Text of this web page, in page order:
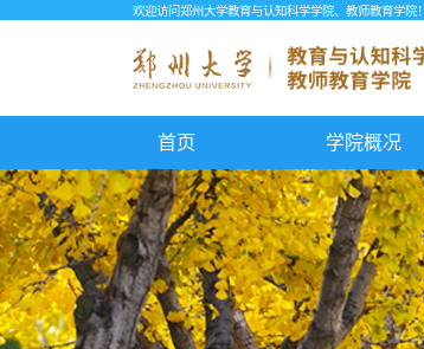
欢迎访问郑州大学教育与认知科学学院、教师教育学院！
首页 学院概况